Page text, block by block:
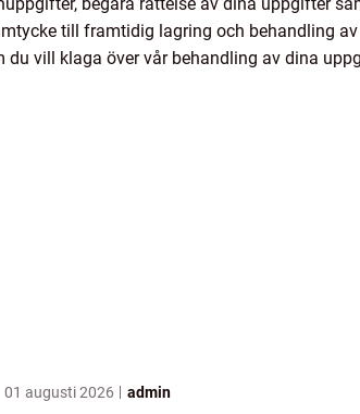
till framtidig lagring och behandling
vill klaga över vår behandling av dina
01 augusti 2026 admin